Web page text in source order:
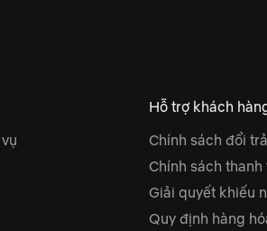
Hỗ trợ khách
Chính sách đổi trả
Chính sách thanh
Giải quyết khiếu
Quy định hàng